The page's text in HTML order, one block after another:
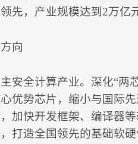
先，产业规模达到2万亿
向
主安全计算产业。深化“
优势芯片，缩小与国际
加快开发框架、编译器
打造全国领先的基础软